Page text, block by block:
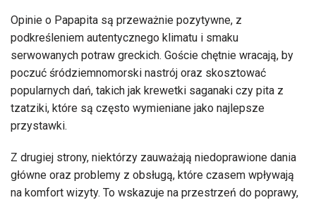
Opinie o Papapita są przeważnie pozytywne, z
podkreśleniem autentycznego klimatu i smaku
serwowanych potraw greckich. Goście chętnie wracają, by
poczuć śródziemnomorski nastrój oraz skosztować
popularnych dań, takich jak krewetki saganaki czy pita z
tzatziki, które są często wymieniane jako najlepsze
przystawki.
Z drugiej strony, niektórzy zauważają niedoprawione dania
główne oraz problemy z obsługą, które czasem wpływają
na komfort wizyty. To wskazuje na przestrzeń do poprawy,